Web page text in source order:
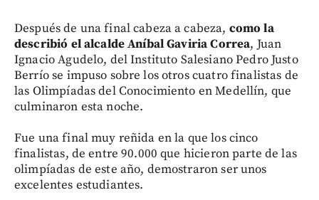
Después de una final cabeza a cabeza, como la
describió el alcalde Aníbal Gaviria Correa, Juan
Ignacio Agudelo, del Instituto Salesiano Pedro Justo
Berrío se impuso sobre los otros cuatro finalistas de
las Olimpíadas del Conocimiento en Medellín, que
culminaron esta noche.
Fue una final muy reñida en la que los cinco
finalistas, de entre 90.000 que hicieron parte de las
olimpíadas de este año, demostraron ser unos
excelentes estudiantes.